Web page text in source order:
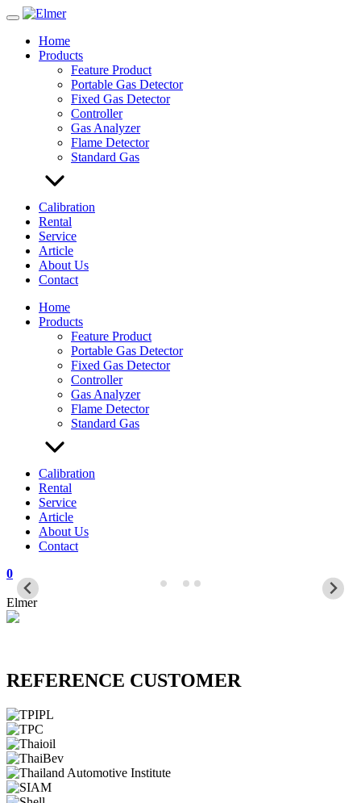
Skip
contentHome
Products
Feature Product
Portable Gas Detector
Fixed Gas Detector
Controller
Gas Analyzer
Flame Detector
Standard Gas
Calibration
Rental
Service
Article
About Us
Contact
Home
Products
Feature Product
Portable Gas Detector
Fixed Gas Detector
Controller
Gas Analyzer
Flame Detector
Standard Gas
Calibration
Rental
Service
Article
About Us
Contact
0
Elmer
REFERENCE CUSTOMER